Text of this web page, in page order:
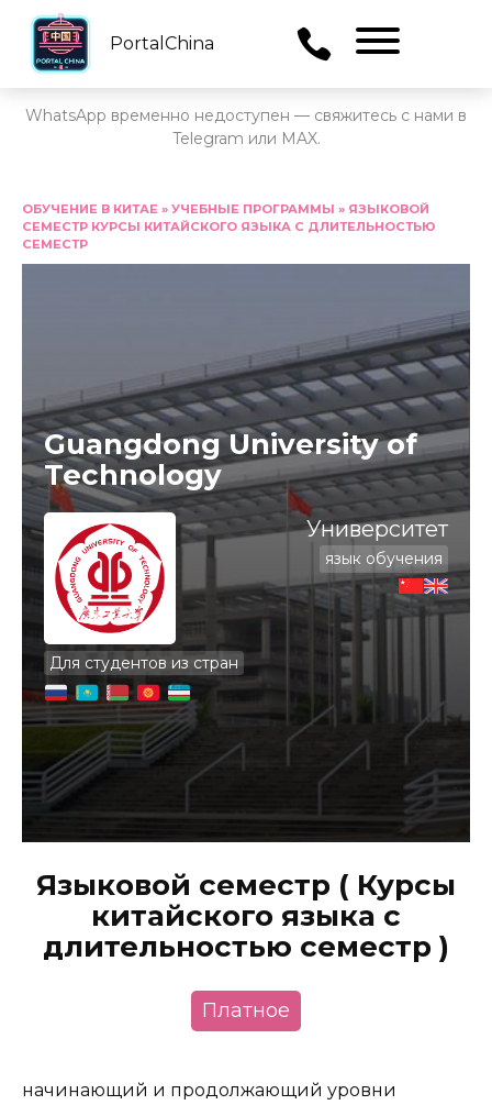
PortalChina
WhatsApp временно недоступен — свяжитесь с нами в
Telegram или MAX.
содержанию
ОБУЧЕНИЕ В КИТАЕ » УЧЕБНЫЕ ПРОГРАММЫ » ЯЗЫКОВОЙ
СЕМЕСТР КУРСЫ КИТАЙСКОГО ЯЗЫКА С ДЛИТЕЛЬНОСТЬЮ
СЕМЕСТР
Guangdong University of
Technology
Для студентов из стран
Университет
язык обучения
Языковой семестр ( Курсы
китайского языка с
длительностью семестр )
Платное
начинающий и продолжающий уровни